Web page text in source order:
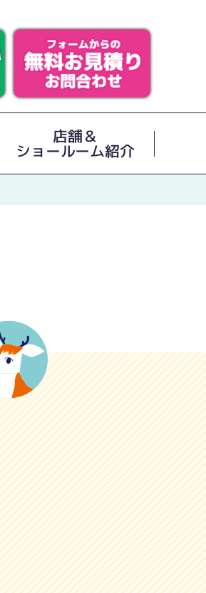
店舗＆
ショールーム紹介